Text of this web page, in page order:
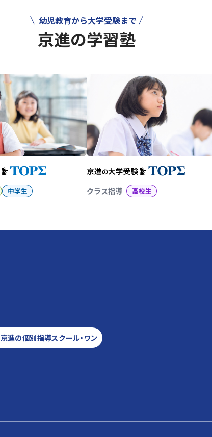
幼児教育から大学受験まで
京進の学習塾
中学生 クラス指導 高校生
京進の個別指導スクール・ワン